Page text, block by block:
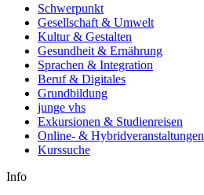
Schwerpunkt
Gesellschaft & Umwelt
Kultur & Gestalten
Gesundheit & Ernährung
Sprachen & Integration
Beruf & Digitales
Grundbildung
junge vhs
Exkursionen & Studienreisen
Online- & Hybridveranstaltungen
Kurssuche
Info